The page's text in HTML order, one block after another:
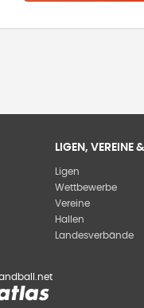
LIGEN, VEREINE
Ligen
Wettbewerbe
Vereine
Hallen
Landesverbände